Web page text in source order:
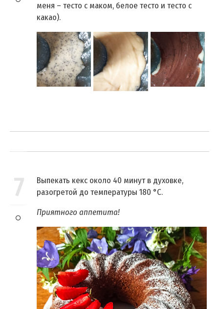
меня – тесто с маком, белое тесто и тесто с
какао).
7
Выпекать кекс около 40 минут в духовке,
разогретой до температуры 180 °C.
Приятного аппетита!